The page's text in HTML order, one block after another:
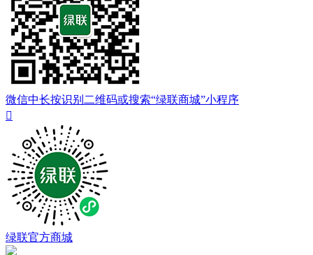
微信中长按识别二维码或搜索“绿联商城”小程序

绿联官方商城